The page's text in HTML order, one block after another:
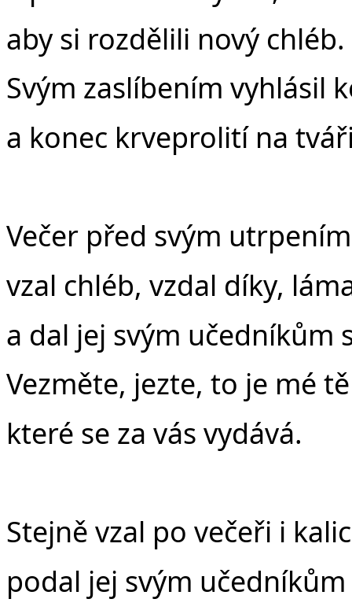
aby si rozdělili nový chléb.
Svým zaslíbením vyhlásil
a konec krveprolití na
Večer před svým utrpením
vzal chléb, vzdal díky,
a dal jej svým učedníkům
Vezměte, jezte, to je mé
které se za vás vydává.
Stejně vzal po večeři i
podal jej svým